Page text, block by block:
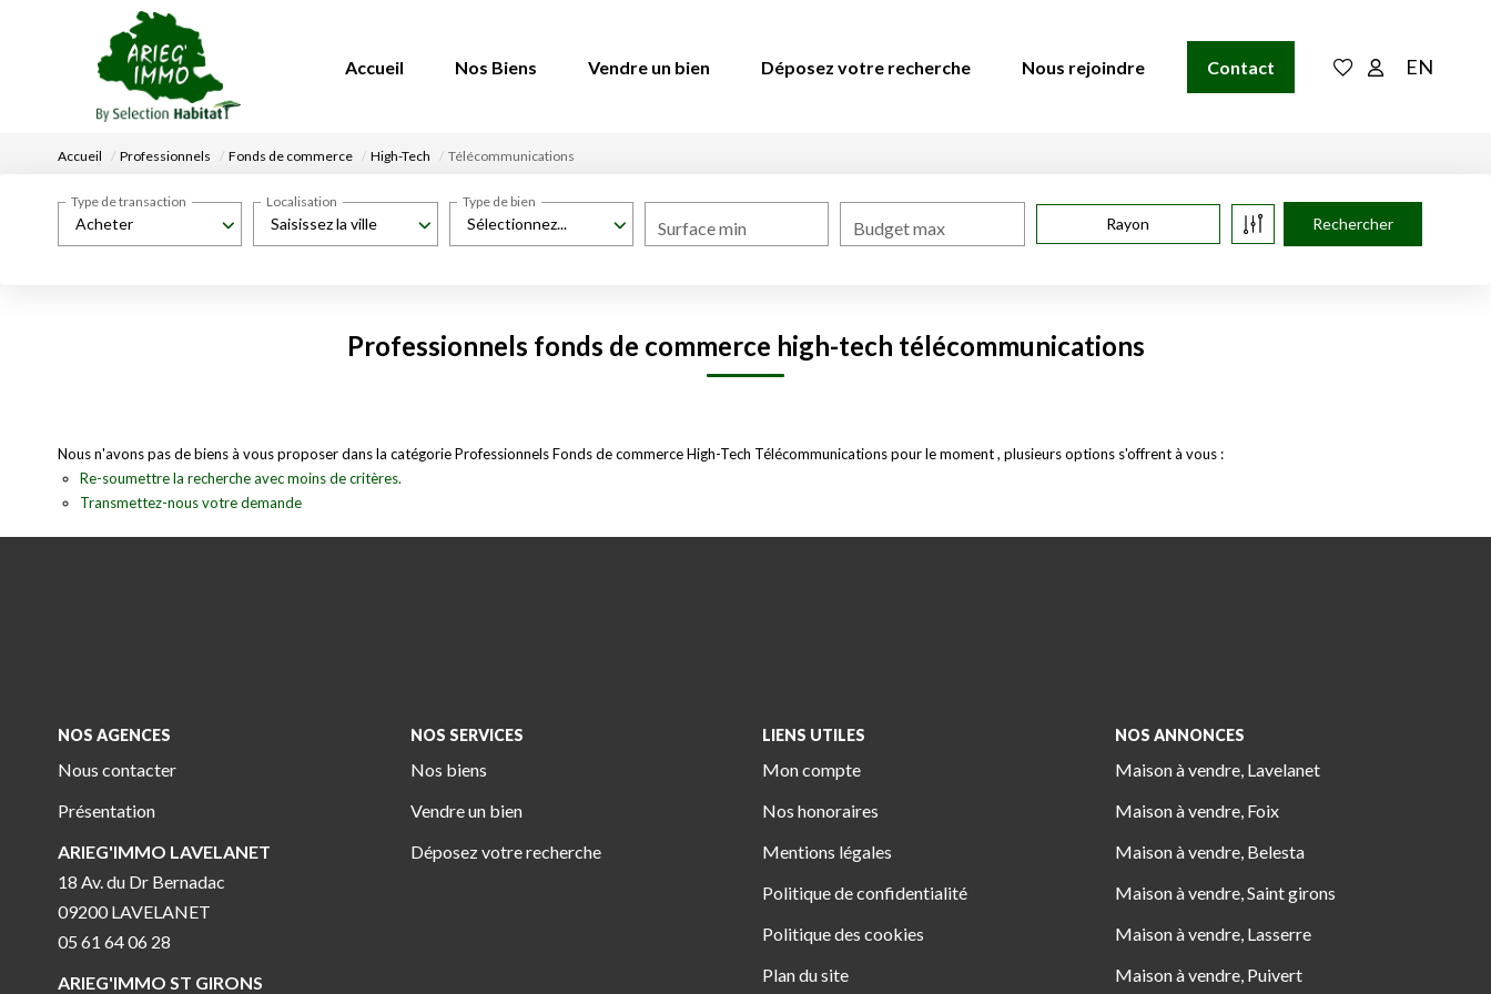
Accueil Nos Biens Vendre un bien Déposez votre recherche Nous rejoindre Contact EN
Accueil Professionnels Fonds de commerce High-Tech Télécommunications
Acheter
Type de transaction
Saisissez la ville
Localisation
Sélectionnez...
Type de bien
Surface min Budget max Rayon
Professionnels fonds de commerce high-tech télécommunications
Nous n'avons pas de biens à vous proposer dans la catégorie Professionnels Fonds de commerce High-Tech Télécommunications pour le moment , plusieurs options s'offrent à vous :
Re-soumettre la recherche avec moins de critères.
Transmettez-nous votre demande
NOS AGENCES
Nous contacter
Présentation
ARIEG'IMMO LAVELANET
18 Av. du Dr Bernadac
09200 LAVELANET
05 61 64 06 28
ARIEG'IMMO ST GIRONS
NOS SERVICES
Nos biens
Vendre un bien
Déposez votre recherche
LIENS UTILES
Mon compte
Nos honoraires
Mentions légales
Politique de confidentialité
Politique des cookies
Plan du site
NOS ANNONCES
Maison à vendre, Lavelanet
Maison à vendre, Foix
Maison à vendre, Belesta
Maison à vendre, Saint girons
Maison à vendre, Lasserre
Maison à vendre, Puivert